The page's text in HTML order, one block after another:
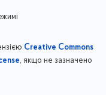
Creative Commons
, якщо не зазначено